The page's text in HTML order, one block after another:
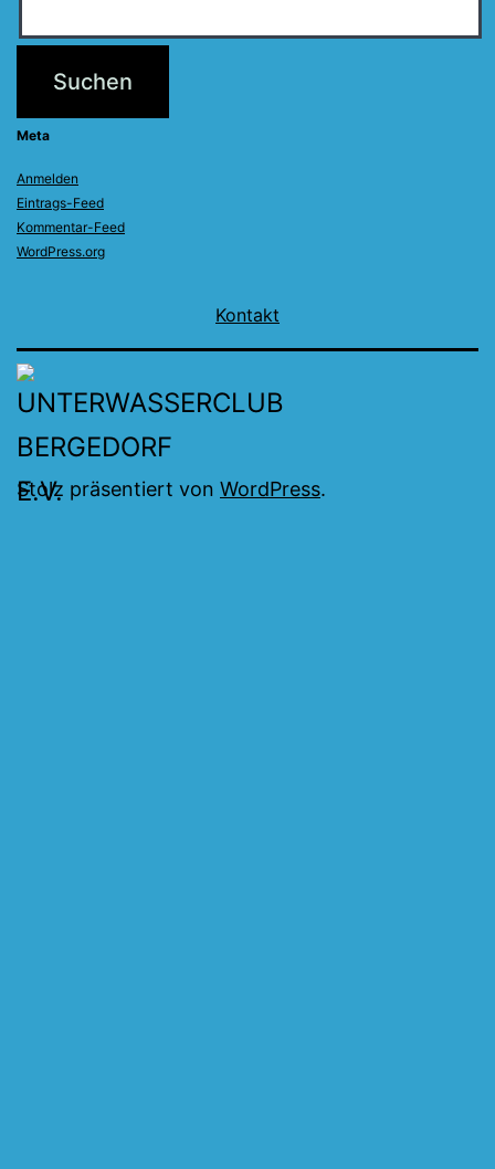
Meta
Anmelden
Eintrags-Feed
Kommentar-Feed
WordPress.org
Kontakt
Stolz präsentiert von WordPress.